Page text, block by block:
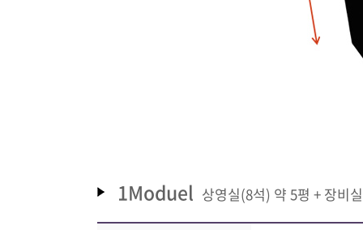
1Moduel 상영실(8석) 약 5평 + 장비